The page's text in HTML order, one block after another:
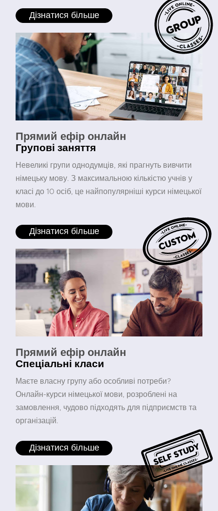
Дізнатися більше
Прямий ефір онлайн
Групові заняття
Невеликі групи однодумців, які прагнуть вивчити
німецьку мову. З максимальною кількістю учнів у
класі до 10 осіб, це найпопулярніші курси німецької
мови.
Дізнатися більше
Прямий ефір онлайн
Спеціальні класи
Маєте власну групу або особливі потреби?
Онлайн-курси німецької мови, розроблені на
замовлення, чудово підходять для підприємств та
організацій.
Дізнатися більше